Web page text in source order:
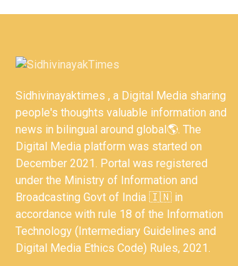
Sidhivinayaktimes , a Digital Media sharing
people's thoughts valuable information and
news in bilingual around global🌎. The
Digital Media platform was started on
December 2021. Portal was registered
under the Ministry of Information and
Broadcasting Govt of India 🇮🇳 in
accordance with rule 18 of the Information
Technology (Intermediary Guidelines and
Digital Media Ethics Code) Rules, 2021.